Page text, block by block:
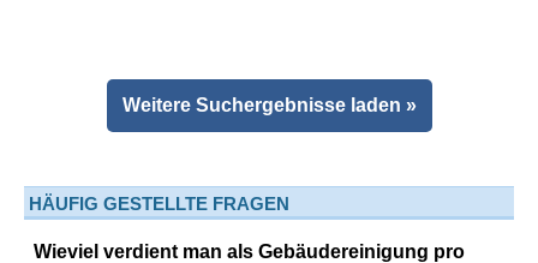
Weitere Suchergebnisse laden »
HÄUFIG GESTELLTE FRAGEN
Wieviel verdient man als Gebäudereinigung pro